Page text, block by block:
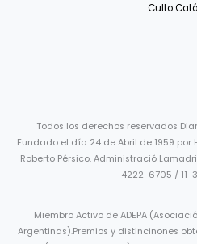
Culto
Todos los derechos reservados
Fundado el día 24 de Abril de 1959 por
Roberto Pérsico. Administració
4222-6705 / 11-
Miembro Activo de ADEPA
Argentinas).Premios y distincinones